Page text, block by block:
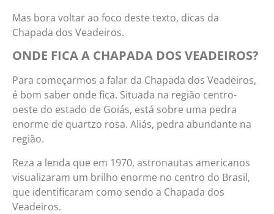
Mas bora voltar ao foco deste texto, dicas da
Chapada dos Veadeiros.
ONDE FICA A CHAPADA DOS VEADEIROS?
Para começarmos a falar da Chapada dos Veadeiros,
é bom saber onde fica. Situada na região centro-
oeste do estado de Goiás, está sobre uma pedra
enorme de quartzo rosa. Aliás, pedra abundante na
região.
Reza a lenda que em 1970, astronautas americanos
visualizaram um brilho enorme no centro do Brasil,
que identificaram como sendo a Chapada dos
Veadeiros.